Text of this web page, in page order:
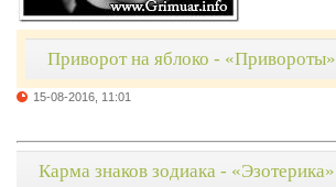
Приворот на яблоко - «Привороты»
15-08-2016, 11:01
Карма знаков зодиака - «Эзотерика»